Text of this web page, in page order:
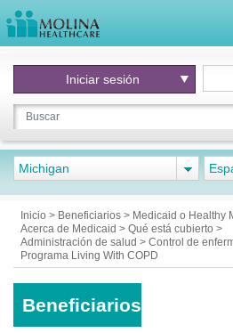
Iniciar sesión
Michigan
Inicio > Beneficiarios > Medicaid o Healthy
Acerca de Medicaid > Qué está cubierto >
Administración de salud > Control de
Programa Living With COPD
Beneficiarios